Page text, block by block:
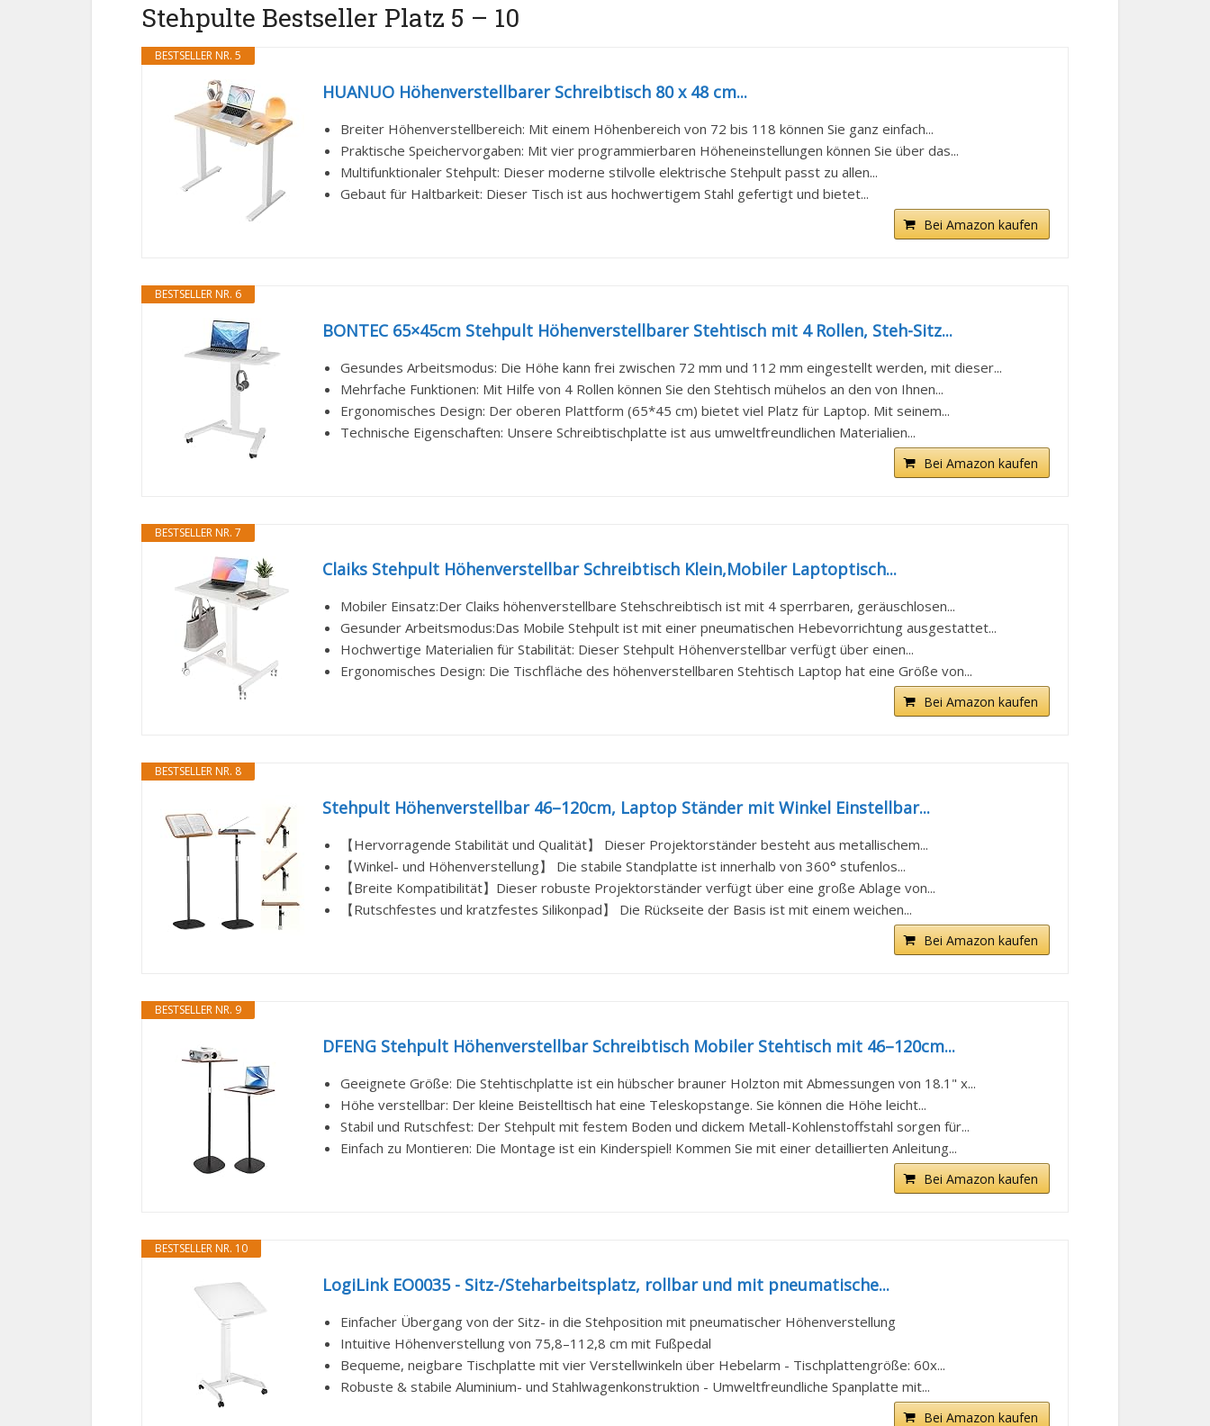
Stehpulte Bestseller Platz 5 – 10
BESTSELLER NR. 5
HUANUO Höhenverstellbarer Schreibtisch 80 x 48 cm...
Breiter Höhenverstellbereich: Mit einem Höhenbereich von 72 bis 118 können Sie ganz einfach...
Praktische Speichervorgaben: Mit vier programmierbaren Höheneinstellungen können Sie über das...
Multifunktionaler Stehpult: Dieser moderne stilvolle elektrische Stehpult passt zu allen...
Gebaut für Haltbarkeit: Dieser Tisch ist aus hochwertigem Stahl gefertigt und bietet...
Bei Amazon kaufen
BESTSELLER NR. 6
BONTEC 65×45cm Stehpult Höhenverstellbarer Stehtisch mit 4 Rollen, Steh-Sitz...
Gesundes Arbeitsmodus: Die Höhe kann frei zwischen 72 mm und 112 mm eingestellt werden, mit dieser...
Mehrfache Funktionen: Mit Hilfe von 4 Rollen können Sie den Stehtisch mühelos an den von Ihnen...
Ergonomisches Design: Der oberen Plattform (65*45 cm) bietet viel Platz für Laptop. Mit seinem...
Technische Eigenschaften: Unsere Schreibtischplatte ist aus umweltfreundlichen Materialien...
Bei Amazon kaufen
BESTSELLER NR. 7
Claiks Stehpult Höhenverstellbar Schreibtisch Klein,Mobiler Laptoptisch...
Mobiler Einsatz:Der Claiks höhenverstellbare Stehschreibtisch ist mit 4 sperrbaren, geräuschlosen...
Gesunder Arbeitsmodus:Das Mobile Stehpult ist mit einer pneumatischen Hebevorrichtung ausgestattet...
Hochwertige Materialien für Stabilität: Dieser Stehpult Höhenverstellbar verfügt über einen...
Ergonomisches Design: Die Tischfläche des höhenverstellbaren Stehtisch Laptop hat eine Größe von...
Bei Amazon kaufen
BESTSELLER NR. 8
Stehpult Höhenverstellbar 46–120cm, Laptop Ständer mit Winkel Einstellbar...
【Hervorragende Stabilität und Qualität】 Dieser Projektorständer besteht aus metallischem...
【Winkel- und Höhenverstellung】 Die stabile Standplatte ist innerhalb von 360° stufenlos...
【Breite Kompatibilität】Dieser robuste Projektorständer verfügt über eine große Ablage von...
【Rutschfestes und kratzfestes Silikonpad】 Die Rückseite der Basis ist mit einem weichen...
Bei Amazon kaufen
BESTSELLER NR. 9
DFENG Stehpult Höhenverstellbar Schreibtisch Mobiler Stehtisch mit 46–120cm...
Geeignete Größe: Die Stehtischplatte ist ein hübscher brauner Holzton mit Abmessungen von 18.1" x...
Höhe verstellbar: Der kleine Beistelltisch hat eine Teleskopstange. Sie können die Höhe leicht...
Stabil und Rutschfest: Der Stehpult mit festem Boden und dickem Metall-Kohlenstoffstahl sorgen für...
Einfach zu Montieren: Die Montage ist ein Kinderspiel! Kommen Sie mit einer detaillierten Anleitung...
Bei Amazon kaufen
BESTSELLER NR. 10
LogiLink EO0035 - Sitz-/Steharbeitsplatz, rollbar und mit pneumatische...
Einfacher Übergang von der Sitz- in die Stehposition mit pneumatischer Höhenverstellung
Intuitive Höhenverstellung von 75,8–112,8 cm mit Fußpedal
Bequeme, neigbare Tischplatte mit vier Verstellwinkeln über Hebelarm - Tischplattengröße: 60x...
Robuste & stabile Aluminium- und Stahlwagenkonstruktion - Umweltfreundliche Spanplatte mit...
Bei Amazon kaufen